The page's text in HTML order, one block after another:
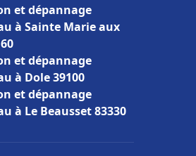
et dépannage
à Sainte Marie aux
et dépannage
à Dole 39100
et dépannage
à Le Beausset 83330